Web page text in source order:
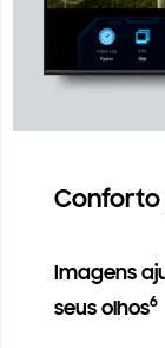
Conforto
Imagens
seus olhos6